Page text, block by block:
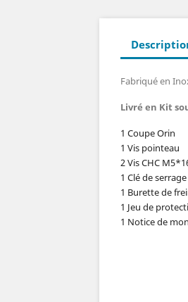
Fabriqué en
Livré en Kit
1 Coupe Orin
1 Vis pointeau
2 Vis CHC
1 Clé de serrage
1 Burette de
1 Jeu de
1 Notice de